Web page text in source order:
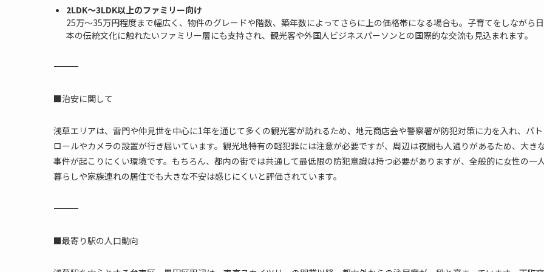
2LDK～3LDK以上のファミリー向け
25万～35万円程度まで幅広く、物件のグレードや階数、築年数によってさらに上の価格帯になる場合も。子育てをしながら日
本の伝統文化に触れたいファミリー層にも支持され、観光客や外国人ビジネスパーソンとの国際的な交流も見込まれます。
―――――――――――――――――――――――――
■治安に関して
浅草エリアは、雷門や仲見世を中心に1年を通じて多くの観光客が訪れるため、地元商店会や警察署が防犯対策に力を入れ、パト
ロールやカメラの設置が行き届いています。観光地特有の軽犯罪には注意が必要ですが、周辺は夜間も人通りがあるため、大き
事件が起こりにくい環境です。もちろん、都内の街では共通して最低限の防犯意識は持つ必要がありますが、全般的に女性の一
暮らしや家族連れの居住でも大きな不安は感じにくいと評価されています。
―――――――――――――――――――――――――
■最寄り駅の人口動向